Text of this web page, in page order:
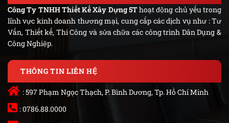
Công Ty TNHH Thiết Kế Xây Dựng 5Thoạt động chủ yếu trong
lĩnh vực kinh doanh thương mại, cung cấp các dịch vụ như : Tư
Vấn, Thiết kế, Thi Công và sửa chữa các công trình Dân Dụng &
Công Nghiệp.
THÔNG TIN LIÊN HỆ
: 597 Phạm Ngọc Thạch, P. Bình Dương, Tp. Hồ Chí Minh
: 0786.88.0000